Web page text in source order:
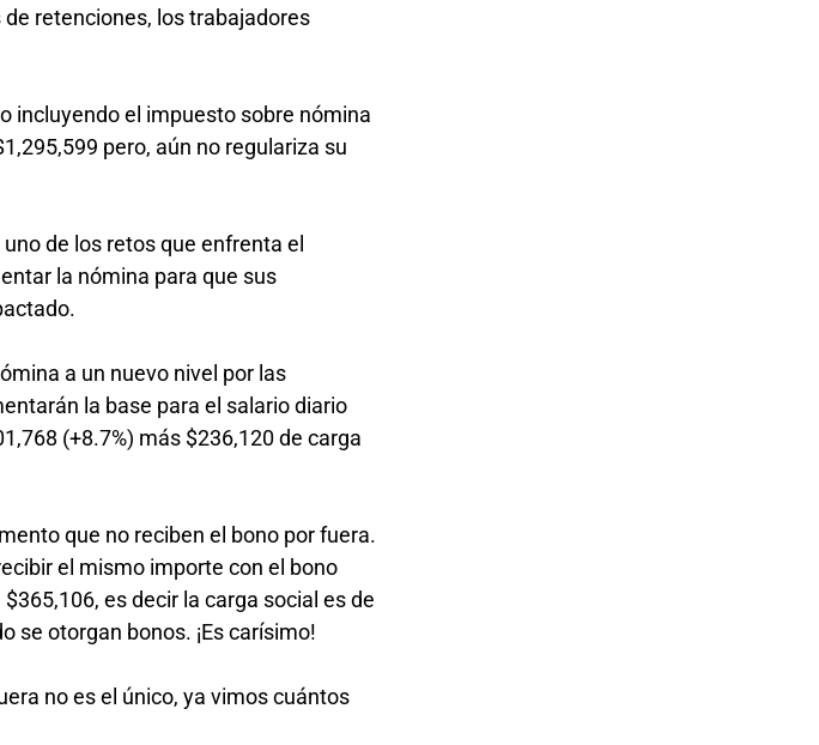
retenciones, los trabajadores
incluyendo el impuesto sobre nómina
pero, aún no regulariza su
de los retos que enfrenta el
la nómina para que sus
a un nuevo nivel por las
la base para el salario diario
(+8.7%) más $236,120 de carga
que no reciben el bono por fuera.
el mismo importe con el bono
es decir la carga social es de
se otorgan bonos. ¡Es carísimo!
no es el único, ya vimos cuántos